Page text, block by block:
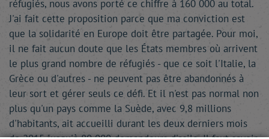
réfugiés, nous avons porté ce chiffre à 160 000 au total.
J'ai fait cette proposition parce que ma conviction est
que la solidarité en Europe doit être partagée. Pour moi,
il ne fait aucun doute que les États membres où arrivent
le plus grand nombre de réfugiés - que ce soit l'Italie, la
Grèce ou d'autres - ne peuvent pas être abandonnés à
leur sort et gérer seuls ce défi. Et il n'est pas normal non
plus qu'un pays comme la Suède, avec 9,8 millions
d'habitants, ait accueilli durant les deux derniers mois